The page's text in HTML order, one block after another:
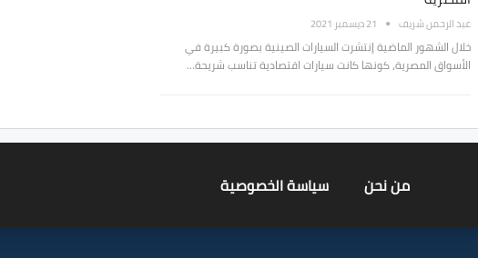
عبد الرحمن شريف 21 ديسمبر 2021
خلال الشهور الماضية إنتشرت السيارات الصينية بصورة كبيرة في
الأسواق المصرية، كونها كانت سيارات اقتصادية تناسب شريحة…
من نحن سياسة الخصوصية